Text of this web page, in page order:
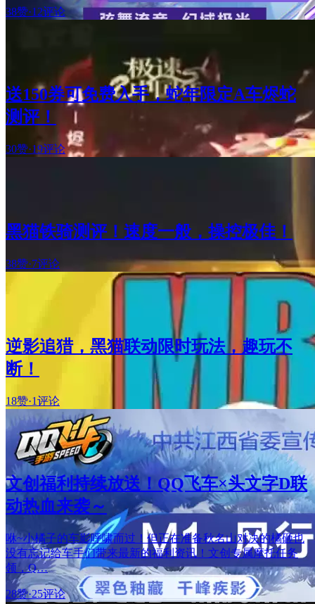
38赞·12评论
送150券可免费入手，蛇年限定A车烬蛇
测评！
30赞·19评论
黑猫铁骑测评！速度一般，操控极佳！
38赞·7评论
逆影追猎，黑猫联动限时玩法，趣玩不
断！
18赞·1评论
文创福利持续放送！QQ飞车×头文字D联
动热血来袭～
咻~小橘子的车影呼啸而过！但正在准备秋名山对决的橘砸也
没有忘记给车手们带来最新的福利资讯！文创专属摩托任务
领，Q…
28赞·25评论